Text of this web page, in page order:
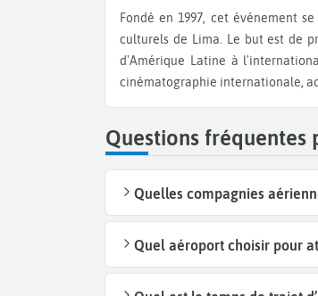
Fondé en 1997, cet événement se déroule dans plusieurs salles de concert, et notamment dans les centres
culturels de Lima. Le but est de
d'Amérique Latine à
cinématographie internationale,
Questions fréquentes
Quelles compagnies
Quel aéroport choisir pour